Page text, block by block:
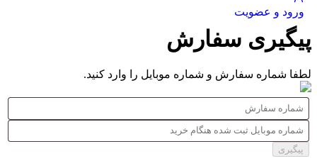
ورود و عضویت
پیگیری سفارش
لطفا شماره سفارش و شماره موبایل را وارد کنید.
پیگیری